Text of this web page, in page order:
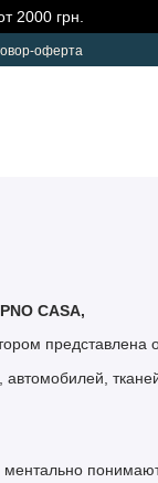
2000 грн.
оферта
CASA,
представлена